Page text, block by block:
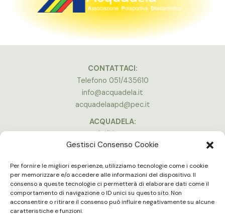
Gestisci Consenso Cookie
Per fornire le migliori esperienze, utilizziamo tecnologie come i cookie
per memorizzare e/o accedere alle informazioni del dispositivo. Il
consenso a queste tecnologie ci permetterà di elaborare dati come il
comportamento di navigazione o ID unici su questo sito. Non
acconsentire o ritirare il consenso può influire negativamente su alcune
caratteristiche e funzioni.
CONTATTACI:
Telefono 051/435610
info@acquadela.it
acquadelaapd@pec.it
ACQUADELA:
Indirizzo:
Via A. Costa, 174, 40134 Bologna
Vedi la mappa
ORARI APERTURA:
Lun - Ven 16:00 - 20:00
Gli uffici e le palestre sono chiuse in concomitanza delle partite in